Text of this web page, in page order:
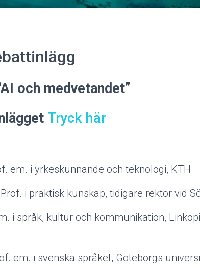
och medvetandet”
Tryck här
em. i yrkeskunnande och teknologi, KTH
i praktisk kunskap, tidigare rektor vid
i språk, kultur och kommunikation,
em. i svenska språket, Göteborgs